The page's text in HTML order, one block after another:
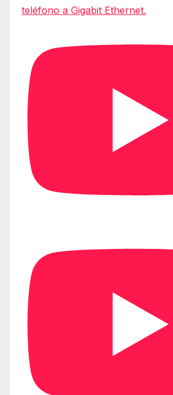
teléfono a Gigabit Ethernet.